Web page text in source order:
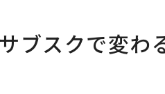
サブスクで変